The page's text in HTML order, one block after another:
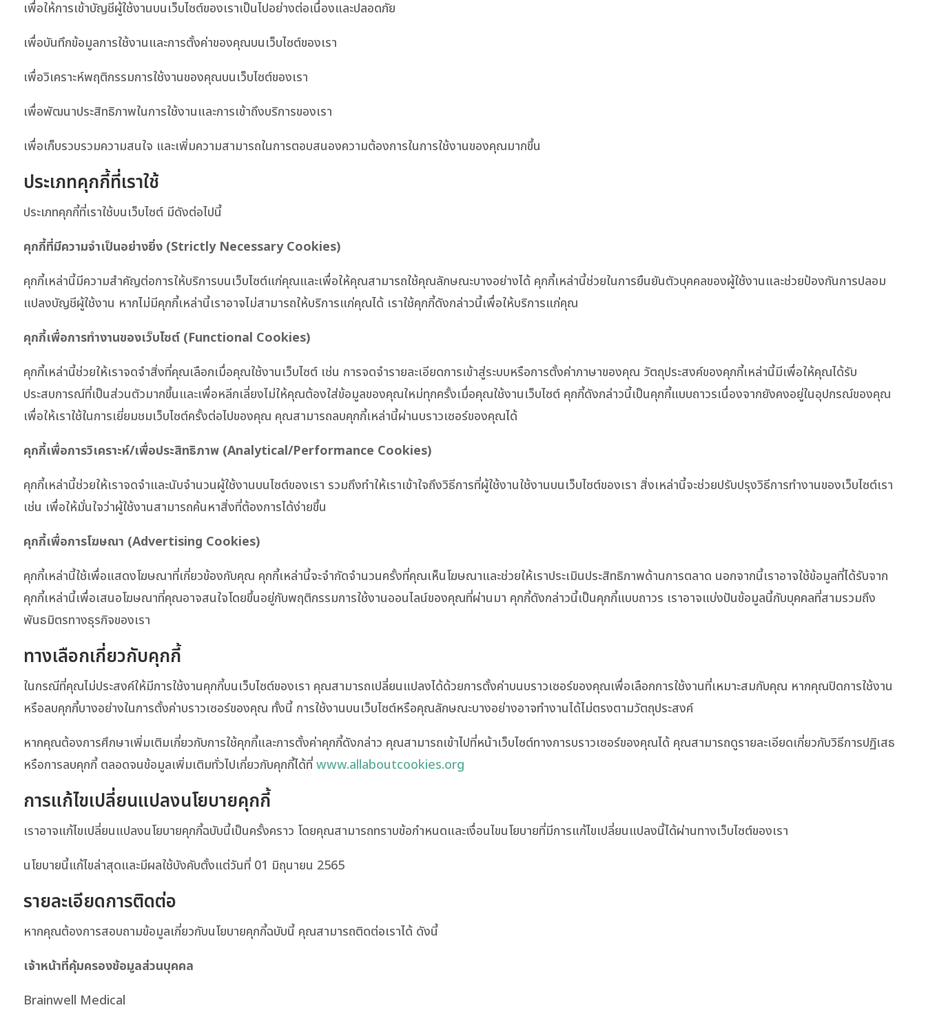
เพื่อให้การเข้าบัญชีผู้ใช้งานบนเว็บไซต์ของเราเป็นไปอย่างต่อเนื่องและปลอดภัย
เพื่อบันทึกข้อมูลการใช้งานและการตั้งค่าของคุณบนเว็บไซต์ของเรา
เพื่อวิเคราะห์พฤติกรรมการใช้งานของคุณบนเว็บไซต์ของเรา
เพื่อพัฒนาประสิทธิภาพในการใช้งานและการเข้าถึงบริการของเรา
เพื่อเก็บรวบรวมความสนใจ และเพิ่มความสามารถในการตอบสนองความต้องการในการใช้งานของคุณมากขึ้น
ประเภทคุกกี้ที่เราใช้
ประเภทคุกกี้ที่เราใช้บนเว็บไซต์ มีดังต่อไปนี้
คุกกี้ที่มีความจำเป็นอย่างยิ่ง (Strictly Necessary Cookies)
คุกกี้เหล่านี้มีความสำคัญต่อการให้บริการบนเว็บไซต์แก่คุณและเพื่อให้คุณสามารถใช้คุณลักษณะบางอย่างได้ คุกกี้เหล่านี้ช่วยในการยืนยันตัวบุคคลของผู้ใช้งานและช่วยป้องกันการปลอม
แปลงบัญชีผู้ใช้งาน หากไม่มีคุกกี้เหล่านี้เราอาจไม่สามารถให้บริการแก่คุณได้ เราใช้คุกกี้ดังกล่าวนี้เพื่อให้บริการแก่คุณ
คุกกี้เพื่อการทำงานของเว็บไซต์ (Functional Cookies)
คุกกี้เหล่านี้ช่วยให้เราจดจำสิ่งที่คุณเลือกเมื่อคุณใช้งานเว็บไซต์ เช่น การจดจำรายละเอียดการเข้าสู่ระบบหรือการตั้งค่าภาษาของคุณ วัตถุประสงค์ของคุกกี้เหล่านี้มีเพื่อให้คุณได้รับ
ประสบการณ์ที่เป็นส่วนตัวมากขึ้นและเพื่อหลีกเลี่ยงไม่ให้คุณต้องใส่ข้อมูลของคุณใหม่ทุกครั้งเมื่อคุณใช้งานเว็บไซต์ คุกกี้ดังกล่าวนี้เป็นคุกกี้แบบถาวรเนื่องจากยังคงอยู่ในอุปกรณ์ของคุณ
เพื่อให้เราใช้ในการเยี่ยมชมเว็บไซต์ครั้งต่อไปของคุณ คุณสามารถลบคุกกี้เหล่านี้ผ่านบราวเซอร์ของคุณได้
คุกกี้เพื่อการวิเคราะห์/เพื่อประสิทธิภาพ (Analytical/Performance Cookies)
คุกกี้เหล่านี้ช่วยให้เราจดจำและนับจำนวนผู้ใช้งานบนไซต์ของเรา รวมถึงทำให้เราเข้าใจถึงวิธีการที่ผู้ใช้งานใช้งานบนเว็บไซต์ของเรา สิ่งเหล่านี้จะช่วยปรับปรุงวิธีการทำงานของเว็บไซต์เรา
เช่น เพื่อให้มั่นใจว่าผู้ใช้งานสามารถค้นหาสิ่งที่ต้องการได้ง่ายขึ้น
คุกกี้เพื่อการโฆษณา (Advertising Cookies)
คุกกี้เหล่านี้ใช้เพื่อแสดงโฆษณาที่เกี่ยวข้องกับคุณ คุกกี้เหล่านี้จะจำกัดจำนวนครั้งที่คุณเห็นโฆษณาและช่วยให้เราประเมินประสิทธิภาพด้านการตลาด นอกจากนี้เราอาจใช้ข้อมูลที่ได้รับจาก
คุกกี้เหล่านี้เพื่อเสนอโฆษณาที่คุณอาจสนใจโดยขึ้นอยู่กับพฤติกรรมการใช้งานออนไลน์ของคุณที่ผ่านมา คุกกี้ดังกล่าวนี้เป็นคุกกี้แบบถาวร เราอาจแบ่งปันข้อมูลนี้กับบุคคลที่สามรวมถึง
พันธมิตรทางธุรกิจของเรา
ทางเลือกเกี่ยวกับคุกกี้
ในกรณีที่คุณไม่ประสงค์ให้มีการใช้งานคุกกี้บนเว็บไซต์ของเรา คุณสามารถเปลี่ยนแปลงได้ด้วยการตั้งค่าบนบราวเซอร์ของคุณเพื่อเลือกการใช้งานที่เหมาะสมกับคุณ หากคุณปิดการใช้งาน
หรือลบคุกกี้บางอย่างในการตั้งค่าบราวเซอร์ของคุณ ทั้งนี้ การใช้งานบนเว็บไซต์หรือคุณลักษณะบางอย่างอาจทำงานได้ไม่ตรงตามวัตถุประสงค์
หากคุณต้องการศึกษาเพิ่มเติมเกี่ยวกับการใช้คุกกี้และการตั้งค่าคุกกี้ดังกล่าว คุณสามารถเข้าไปที่หน้าเว็บไซต์ทางการบราวเซอร์ของคุณได้ คุณสามารถดูรายละเอียดเกี่ยวกับวิธีการปฏิเสธ
หรือการลบคุกกี้ ตลอดจนข้อมูลเพิ่มเติมทั่วไปเกี่ยวกับคุกกี้ได้ที่www.allaboutcookies.org
การแก้ไขเปลี่ยนแปลงนโยบายคุกกี้
เราอาจแก้ไขเปลี่ยนแปลงนโยบายคุกกี้ฉบับนี้เป็นครั้งคราว โดยคุณสามารถทราบข้อกำหนดและเงื่อนไขนโยบายที่มีการแก้ไขเปลี่ยนแปลงนี้ได้ผ่านทางเว็บไซต์ของเรา
นโยบายนี้แก้ไขล่าสุดและมีผลใช้บังคับตั้งแต่วันที่ 01 มิถุนายน 2565
รายละเอียดการติดต่อ
หากคุณต้องการสอบถามข้อมูลเกี่ยวกับนโยบายคุกกี้ฉบับนี้ คุณสามารถติดต่อเราได้ ดังนี้
เจ้าหน้าที่คุ้มครองข้อมูลส่วนบุคคล
Brainwell Medical